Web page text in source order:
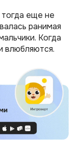
еще не
ранимая
Когда
влюбляются.